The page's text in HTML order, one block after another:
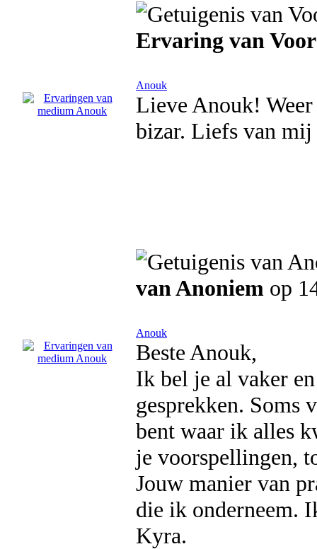
Ervaring van
Anouk
Lieve Anouk!
bizar. Liefs van mij
van Anoniem op
Anouk
Beste Anouk,
Ik bel je al vaker
gesprekken. Soms
bent waar ik alles
je voorspellingen,
Jouw manier van
die ik onderneem.
Kyra.